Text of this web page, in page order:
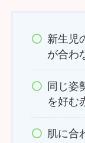
新生児
が合わ
同じ姿
を好む
肌に合